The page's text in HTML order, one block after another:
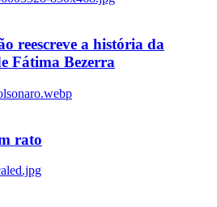
reescreve a história da
Fátima Bezerra
rato